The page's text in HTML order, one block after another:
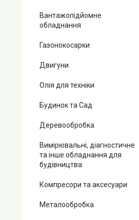
Вантажопідйомне
обладнання
Газонокосарки
Двигуни
Олія для техніки
Будинок та Сад
Деревообробка
Вимірювальні, діагностичне
та інше обладнання для
будівництва
Компресори та аксесуари
Металообробка